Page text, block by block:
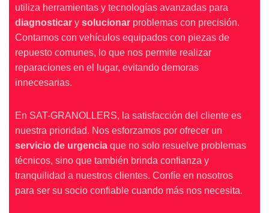
utiliza herramientas y tecnologías avanzadas para
diagnosticar y solucionar problemas con precisión.
Contamos con vehículos equipados con piezas de
repuesto comunes, lo que nos permite realizar
reparaciones en el lugar, evitando demoras
innecesarias.
En SAT-GRANOLLERS, la satisfacción del cliente es
nuestra prioridad. Nos esforzamos por ofrecer un
servicio de urgencia que no solo resuelve problemas
técnicos, sino que también brinda confianza y
tranquilidad a nuestros clientes. Confíe en nosotros
para ser su socio confiable cuando más nos necesita.